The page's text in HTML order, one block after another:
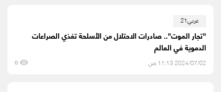
عربي21
"تجار الموت".. صادرات الاحتلال من الأسلحة تغذي الصراعات
الدموية في العالم
2024/07/02 11:13 ص 0